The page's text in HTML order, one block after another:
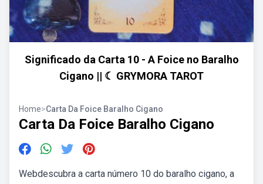
Significado da Carta 10 - A Foice no Baralho
Cigano || ☾ GRYMORA TAROT
Home>Carta Da Foice Baralho Cigano
Carta Da Foice Baralho Cigano
Webdescubra a carta número 10 do baralho cigano, a